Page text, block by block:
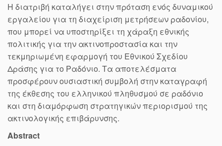
Η διατριβή καταλήγει στην πρόταση ενός δυναμικού
εργαλείου για τη διαχείριση μετρήσεων ραδονίου,
που μπορεί να υποστηρίξει τη χάραξη εθνικής
πολιτικής για την ακτινοπροστασία και την
τεκμηριωμένη εφαρμογή του Εθνικού Σχεδίου
Δράσης για το Ραδόνιο. Τα αποτελέσματα
προσφέρουν ουσιαστική συμβολή στην καταγραφή
της έκθεσης του ελληνικού πληθυσμού σε ραδόνιο
και στη διαμόρφωση στρατηγικών περιορισμού της
ακτινολογικής επιβάρυνσης.
Abstract